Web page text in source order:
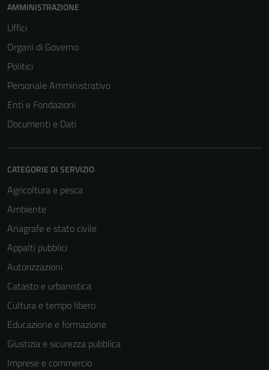
AMMINISTRAZIONE
Uffici
Organi di Governo
Politici
Personale Amministrativo
Enti e Fondazioni
Documenti e Dati
CATEGORIE DI SERVIZIO
Agricoltura e pesca
Ambiente
Anagrafe e stato civile
Appalti pubblici
Autorizzazioni
Catasto e urbanistica
Cultura e tempo libero
Educazione e formazione
Giustizia e sicurezza pubblica
Imprese e commercio